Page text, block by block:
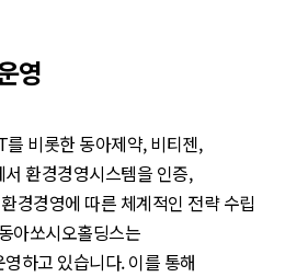
영
비롯한 동아제약, 비티젠,
환경경영시스템을 인증,
경경영에 따른 체계적인 전략 수립
아쏘시오홀딩스는
하고 있습니다. 이를 통해